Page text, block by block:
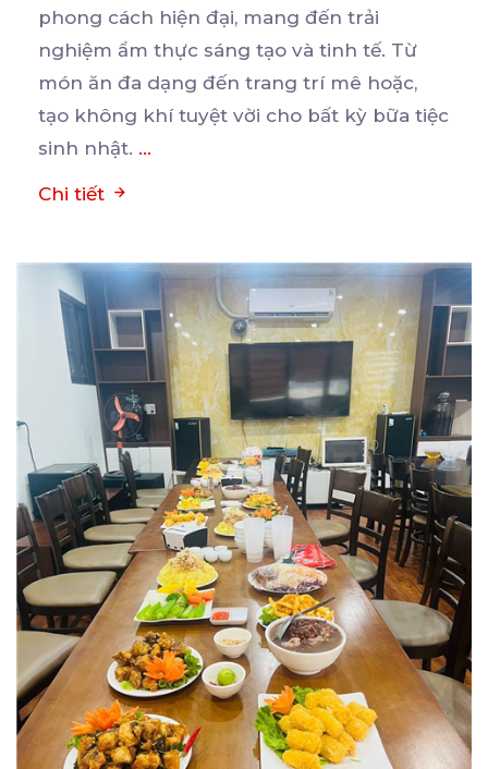
phong cách hiện đại, mang đến trải
nghiệm ẩm thực sáng tạo và tinh tế. Từ
món ăn đa dạng đến trang trí mê hoặc,
tạo không khí tuyệt vời cho bất kỳ bữa tiệc
sinh nhật. ...
Chi tiết